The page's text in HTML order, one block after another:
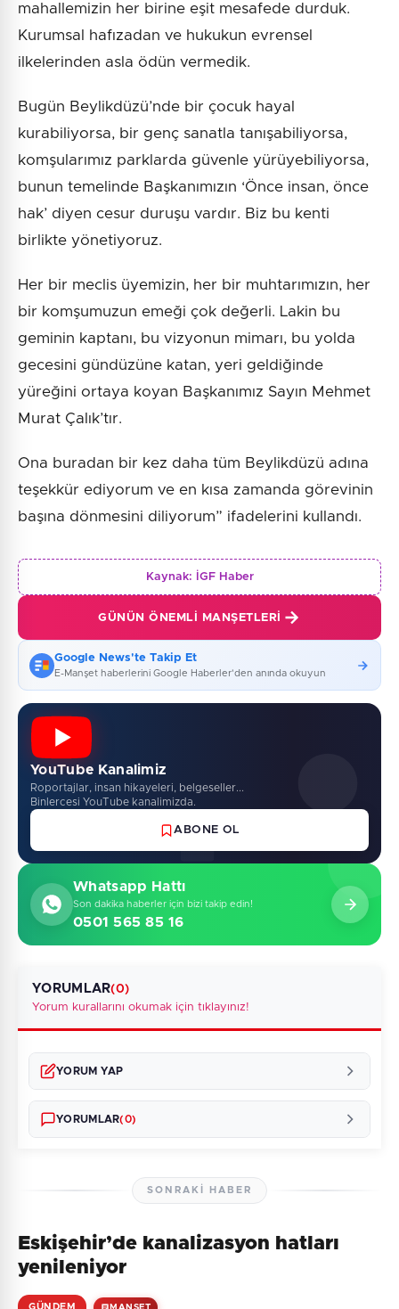
mahallemizin her birine eşit mesafede durduk.
Kurumsal hafızadan ve hukukun evrensel
ilkelerinden asla ödün vermedik.
Bugün Beylikdüzü’nde bir çocuk hayal
kurabiliyorsa, bir genç sanatla tanışabiliyorsa,
komşularımız parklarda güvenle yürüyebiliyorsa,
bunun temelinde Başkanımızın ‘Önce insan, önce
hak’ diyen cesur duruşu vardır. Biz bu kenti
birlikte yönetiyoruz.
Her bir meclis üyemizin, her bir muhtarımızın, her
bir komşumuzun emeği çok değerli. Lakin bu
geminin kaptanı, bu vizyonun mimarı, bu yolda
gecesini gündüzüne katan, yeri geldiğinde
yüreğini ortaya koyan Başkanımız Sayın Mehmet
Murat Çalık’tır.
Ona buradan bir kez daha tüm Beylikdüzü adına
teşekkür ediyorum ve en kısa zamanda görevinin
başına dönmesini diliyorum” ifadelerini kullandı.
Kaynak: İGF Haber
GÜNÜN ÖNEMLI MANŞETLERI
Google News'te Takip Et
E-Manşet haberlerini Google Haberler'den anında okuyun
YouTube Kanalimiz
Roportajlar, insan hikayeleri, belgeseller...
Binlercesi YouTube kanalimizda.
ABONE OL
Whatsapp Hattı
Son dakika haberler için bizi takip edin!
0501 565 85 16
YORUMLAR(0)
Yorum kurallarını okumak için tıklayınız!
YORUM YAP
YORUMLAR(0)
Henüz yorum yapılmamış. İlk yorumu siz yapın!
SONRAKI HABER
Eskişehir’de kanalizasyon hatları
yenileniyor
GÜNDEM MANŞET